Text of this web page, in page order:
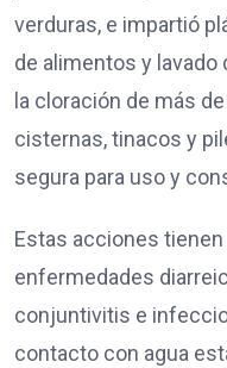
verduras, e impartió
de alimentos y lavado
la cloración de más
cisternas, tinacos y
segura para uso y
Estas acciones
enfermedades
conjuntivitis e
contacto con agua